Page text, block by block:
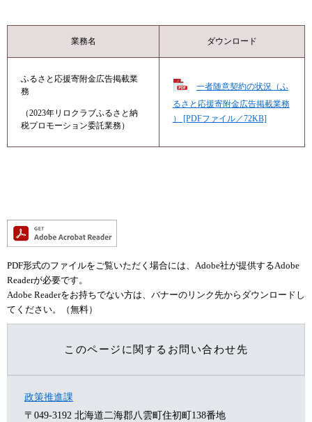
業務名 ダウンロード
ふるさと応援寄附金広告掲載業
務
（2023年リロクラブふるさと納
税プロモーション委託業務）
一者随意契約の状況（ふ
るさと応援寄附金広告掲載業務
） [PDFファイル／72KB]
PDF形式のファイルをご覧いただく場合には、Adobe社が提供するAdobe
Readerが必要です。
Adobe Readerをお持ちでない方は、バナーのリンク先からダウンロードし
てください。（無料）
このページに関するお問い合わせ先
政策推進課
〒049-3192 北海道二海郡八雲町住初町138番地